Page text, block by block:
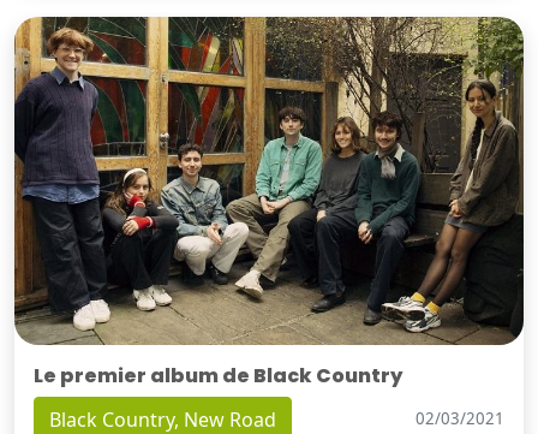
Le premier album de Black Country
Black Country, New Road 02/03/2021